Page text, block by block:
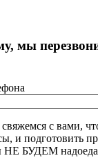
, мы
с вами,
и подготовить
НЕ БУДЕМ